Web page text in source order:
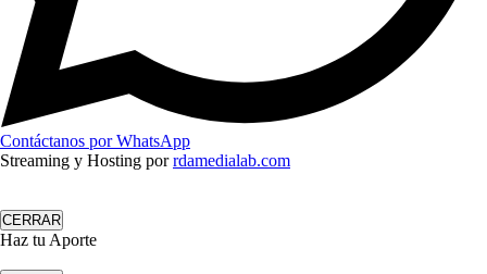
Contáctanos por WhatsApp
Streaming y Hosting porrdamedialab.com
CERRAR
Haz tu Aporte